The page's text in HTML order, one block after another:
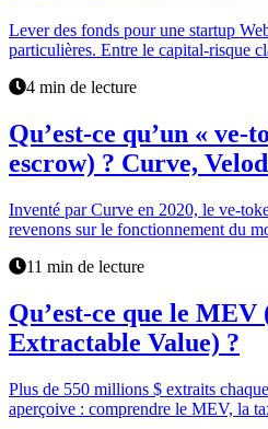
Lever des fonds pour une startup
particulières. Entre le capital-risque
4 min de lecture
Qu’est-ce qu’un « ve-
escrow) ? Curve,
Inventé par Curve en 2020, le ve-
revenons sur le fonctionnement du
11 min de lecture
Qu’est-ce que le
Extractable Value) ?
Plus de 550 millions $ extraits
aperçoive : comprendre le MEV, la